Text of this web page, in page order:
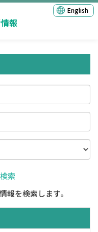
報
English
索
報を検索します。